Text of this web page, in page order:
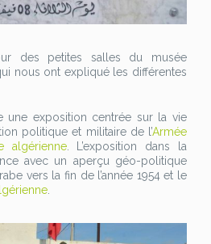
des petites salles du musée
nous ont expliqué les différentes
une exposition centrée sur la vie
politique et militaire de l’Armée
algérienne. L’exposition dans la
avec un aperçu géo-politique
vers la fin de l’année 1954 et le